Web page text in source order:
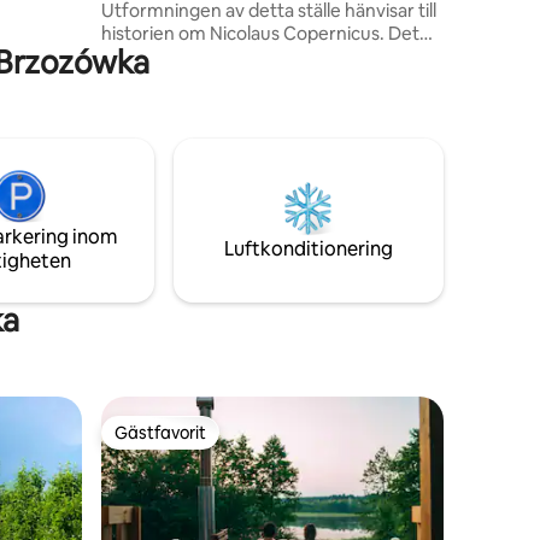
Utformningen av detta ställe hänvisar till
historien om Nicolaus Copernicus. Det
finns en kombination av modernitet och
elegans med husets medeltida karaktär.
från liv och rörelse utan att lämna Gamla
stan. Takterrassen är en unik tillgång i
denna lägenhet.
inom
Luftkonditionering
Gästfavorit
Gästfavorit